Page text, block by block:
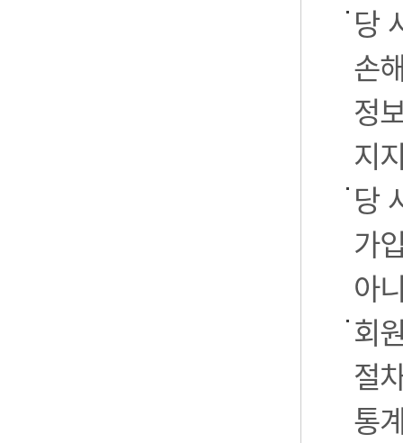
당
손
정
지
당
가
아
회
절
통